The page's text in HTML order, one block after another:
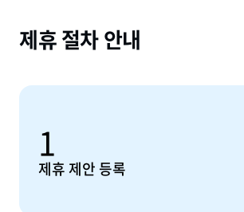
제휴 절차 안내
1
제휴 제안 등록